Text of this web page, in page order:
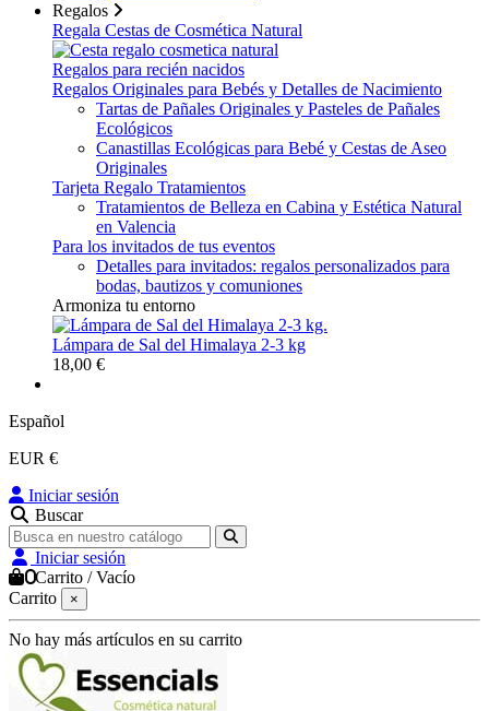
Regalos
Regala Cestas de Cosmética Natural
Regalos para recién nacidos
Regalos Originales para Bebés y Detalles de Nacimiento
Tartas de Pañales Originales y Pasteles de Pañales
Ecológicos
Canastillas Ecológicas para Bebé y Cestas de Aseo
Originales
Tarjeta Regalo Tratamientos
Tratamientos de Belleza en Cabina y Estética Natural
en Valencia
Para los invitados de tus eventos
Detalles para invitados: regalos personalizados para
bodas, bautizos y comuniones
Armoniza tu entorno
Lámpara de Sal del Himalaya 2-3 kg
18,00 €
Español
EUR €
Iniciar sesión
Buscar
Iniciar sesión
0Carrito /Vacío
Carrito
×
No hay más artículos en su carrito